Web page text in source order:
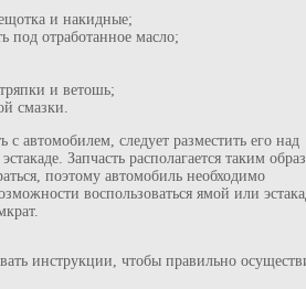
и накидные;
под отработанное масло;
и ветошь;
смазки.
с автомобилем, следует разместить его над
Запчасть располагается таким
поэтому автомобиль необходимо
воспользоваться ямой или
инструкции, чтобы правильно